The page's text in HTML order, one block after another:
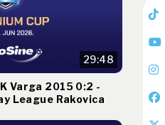
29:48
Varga 2015 0:2 -
League Rakovica